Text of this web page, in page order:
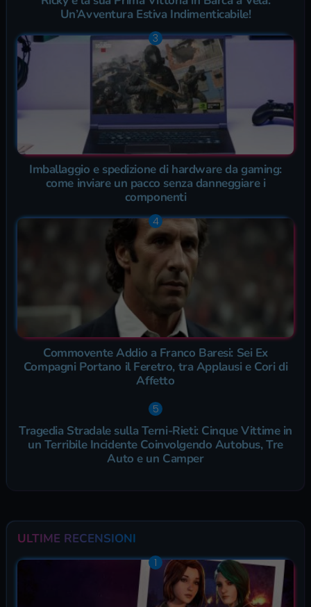
Un’Avventura Estiva Indimenticabile!
Imballaggio e spedizione di hardware da gaming:
come inviare un pacco senza danneggiare i
componenti
Commovente Addio a Franco Baresi: Sei Ex
Compagni Portano il Feretro, tra Applausi e Cori di
Affetto
Tragedia Stradale sulla Terni-Rieti: Cinque Vittime in
un Terribile Incidente Coinvolgendo Autobus, Tre
Auto e un Camper
ULTIME RECENSIONI